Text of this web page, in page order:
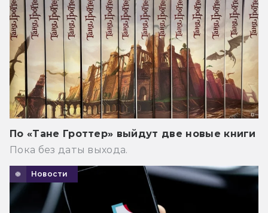
По «Тане Гроттер» выйдут две новые книги
Пока без даты выхода.
Новости